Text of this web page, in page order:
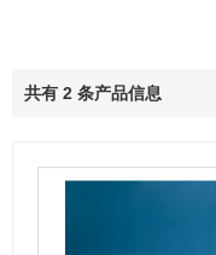
共有 2 条产品信息